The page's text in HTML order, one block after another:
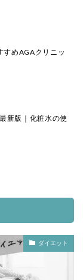
すめAGAクリニッ
新版｜化粧水の使
ダイエット